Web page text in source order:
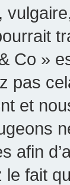
Co »
pas
et
afin
le fait